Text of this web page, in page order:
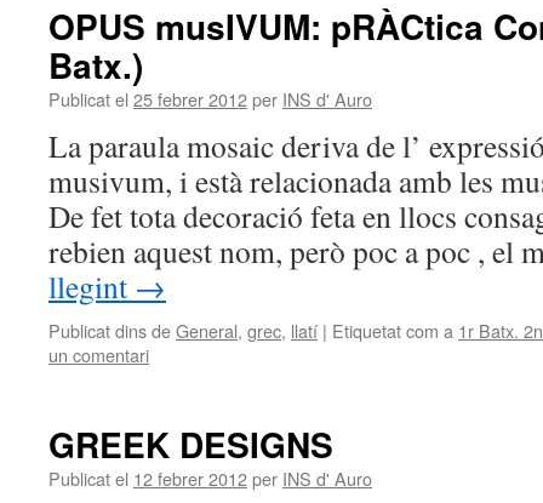
OPUS musIVUM: pRÀCtica
Batx.)
Publicat el 25 febrer 2012per INS d' Auro
La paraula mosaic deriva de l’
musivum, i està relacionada amb les
De fet tota decoració feta en llocs
rebien aquest nom, però poc a poc ,
llegint →
Publicat dins deGeneral, grec, llatí | Etiquetat com a 1r Batx.
un comentari
GREEK DESIGNS
Publicat el 12 febrer 2012per INS d' Auro